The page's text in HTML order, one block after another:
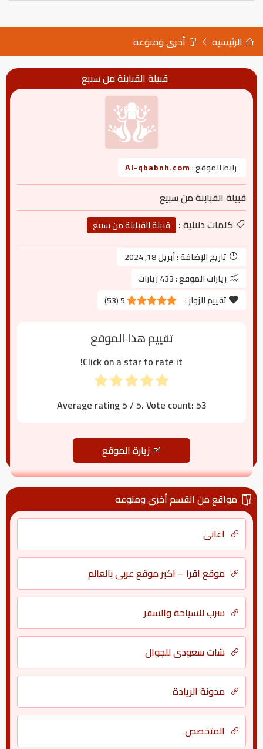
الرئيسية أخرى ومنوعه
قبيلة القبابنة من سبيع
رابط الموقع :Al-qbabnh.com
قبيلة القبابنة من سبيع
كلمات دلالية :
قبيلة القبابنة من سبيع
تاريخ الإضافة :أبريل 18, 2024
زيارات الموقع :433 زيارات
تقييم الزوار :
5
(
53
)
تقييم هذا الموقع
Click on a star to rate it!
Average rating5/ 5. Vote count:53
زيارة الموقع
مواقع من القسم أخرى ومنوعه
اغانى
موقع اقرا – اكبر موقع عربي بالعالم
سرب للسياحة والسفر
شات سعودي للجوال
مدونة الريادة
المتخصص